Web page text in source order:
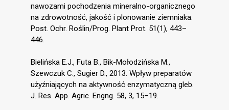
nawozami pochodzenia mineralno-organicznego
na zdrowotność, jakość i plonowanie ziemniaka.
Post. Ochr. Roślin/Prog. Plant Prot. 51(1), 443–
446.
Bielińska E.J., Futa B., Bik-Mołodzińska M.,
Szewczuk C., Sugier D., 2013. Wpływ preparatów
użyźniających na aktywność enzymatyczną gleb.
J. Res. App. Agric. Engng. 58, 3, 15–19.